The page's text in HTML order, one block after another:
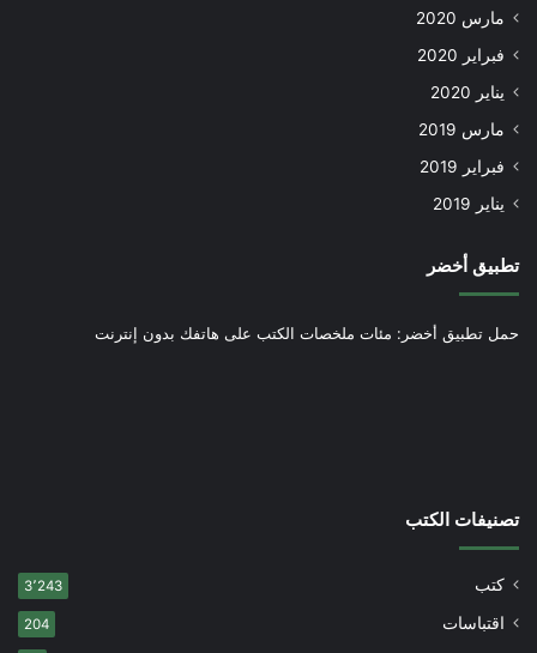
مارس 2020
فبراير 2020
يناير 2020
مارس 2019
فبراير 2019
يناير 2019
تطبيق أخضر
حمل تطبيق أخضر: مئات ملخصات الكتب على هاتفك بدون إنترنت
تصنيفات الكتب
كتب 3٬243
اقتباسات 204